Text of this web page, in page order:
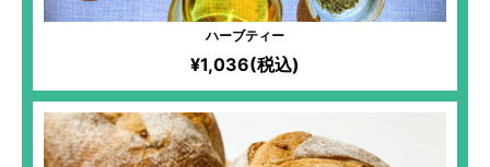
ハーブティー
¥1,036(税込)